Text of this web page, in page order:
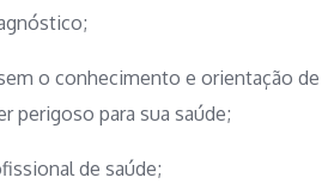
o conhecimento e orientação de
perigoso para sua saúde;
de saúde;